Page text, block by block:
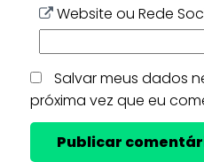
Website ou Rede
Salvar meus dados
próxima vez que eu